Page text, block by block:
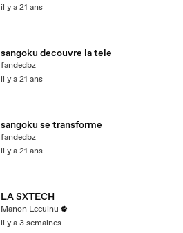
il y a 21 ans
sangoku decouvre la tele
fandedbz
il y a 21 ans
sangoku se transforme
fandedbz
il y a 21 ans
LA SXTECH
Manon Leculnu
il y a 3 semaines